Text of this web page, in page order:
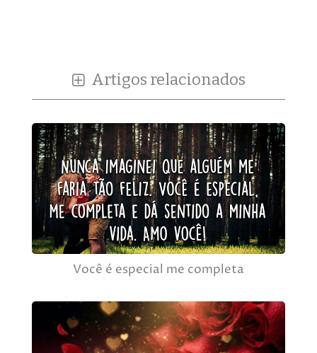
Artigos relacionados
Você é especial me completa